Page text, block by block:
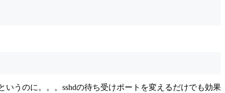
いうのに。。。sshdの待ち受けポートを変えるだけでも効果